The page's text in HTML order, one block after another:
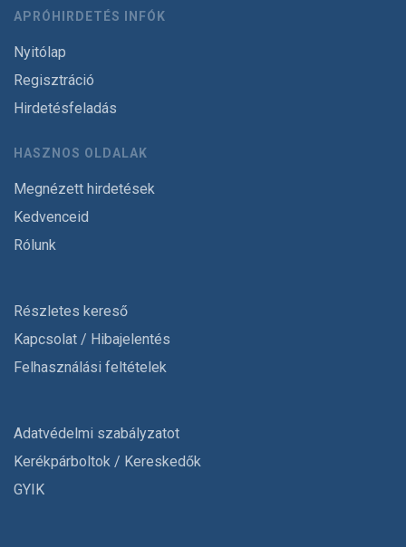
APRÓHIRDETÉS INFÓK
Nyitólap
Regisztráció
Hirdetésfeladás
HASZNOS OLDALAK
Megnézett hirdetések
Kedvenceid
Rólunk
Részletes kereső
Kapcsolat / Hibajelentés
Felhasználási feltételek
Adatvédelmi szabályzatot
Kerékpárboltok / Kereskedők
GYIK